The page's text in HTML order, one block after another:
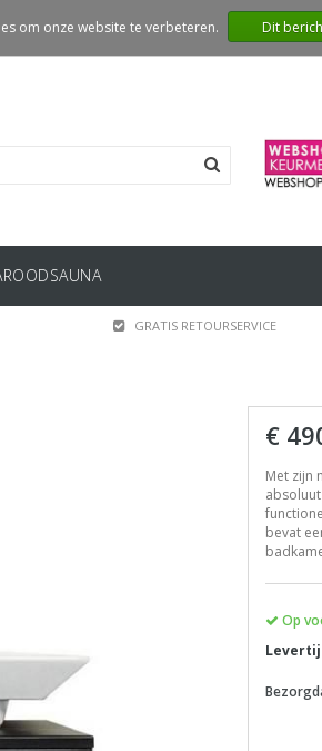
GRATIS RETOURSERVICE
€
Met zijn
bevat
Op
om onze website te verbeteren. Dit